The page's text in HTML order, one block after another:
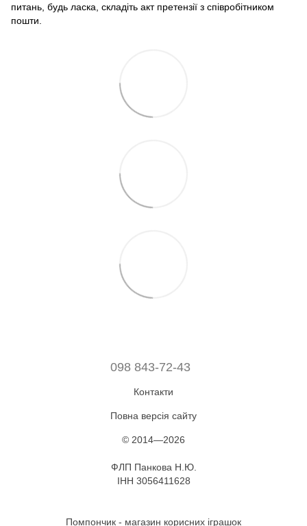
питань, будь ласка, складіть акт претензії з співробітником
пошти.
098 843-72-43
Контакти
Повна версія сайту
© 2014—2026
ФЛП Панкова Н.Ю.
ІНН 3056411628
Помпончик - магазин корисних іграшок